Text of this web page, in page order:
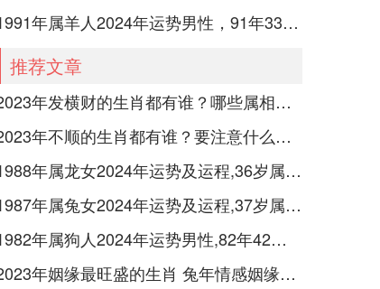
1991年属羊人2024年运势男性，91年33岁属羊男2024年每月运程怎么样
推荐文章
2023年发横财的生肖都有谁？哪些属相财运旺盛？
2023年不顺的生肖都有谁？要注意什么呢？
1988年属龙女2024年运势及运程,36岁属龙人2024全年每月运势女性如何
1987年属兔女2024年运势及运程,37岁属兔人2024全年每月运势女性如何
1982年属狗人2024年运势男性,82年42岁属狗男2024年每月运程怎么样
2023年姻缘最旺盛的生肖 兔年情感姻缘运比较旺的属相